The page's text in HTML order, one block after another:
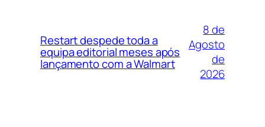
Restart despede toda a
equipa editorial meses após
lançamento com a Walmart
8 de
Agosto
de
2026